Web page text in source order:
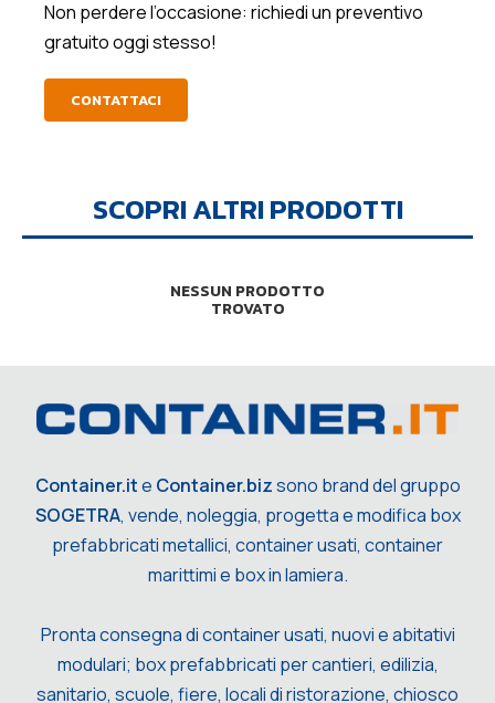
Non perdere l’occasione: richiedi un preventivo
gratuito oggi stesso!
CONTATTACI
SCOPRI ALTRI PRODOTTI
NESSUN PRODOTTO
TROVATO
Container.ite Container.bizsono brand del gruppo
SOGETRA, vende, noleggia, progetta e modifica box
prefabbricati metallici, container usati, container
marittimi e box in lamiera.
Pronta consegna di container usati, nuovi e abitativi
modulari; box prefabbricati per cantieri, edilizia,
sanitario, scuole, fiere, locali di ristorazione, chiosco